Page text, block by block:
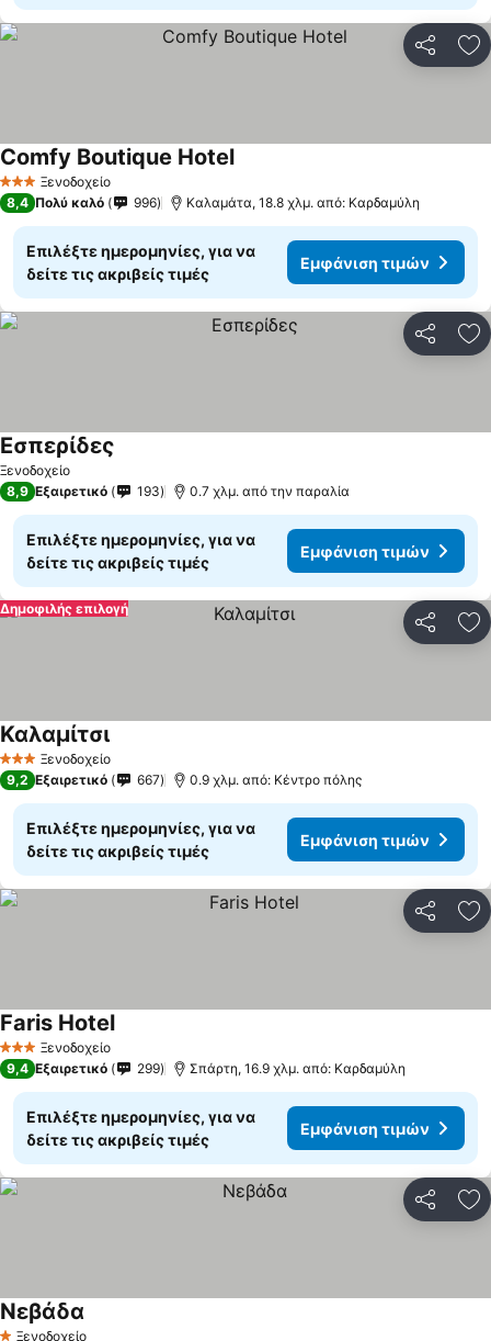
3 ΑστέριαΞενοδοχείο
Comfy Boutique HotelΕμφάνιση τιμών
8,4 Πολύ καλό 996 Καλαμάτα, 18.8 χλμ. από: Καρδαμύλη
Επιλέξτε ημερομηνίες, για να
δείτε τις ακριβείς τιμές
Εμφάνιση τιμών
Ξενοδοχείο
Εσπερίδες
8,9 Εξαιρετικό 193 0.7 χλμ. από την παραλία
Επιλέξτε ημερομηνίες, για να
δείτε τις ακριβείς τιμές
Εμφάνιση τιμών
Δημοφιλής επιλογή
3 ΑστέριαΞενοδοχείο
ΚαλαμίτσιΕμφάνιση τιμών
9,2 Εξαιρετικό 667 0.9 χλμ. από: Κέντρο πόλης
Επιλέξτε ημερομηνίες, για να
δείτε τις ακριβείς τιμές
Εμφάνιση τιμών
3 ΑστέριαΞενοδοχείο
Faris HotelΕμφάνιση τιμών
9,4 Εξαιρετικό 299 Σπάρτη, 16.9 χλμ. από: Καρδαμύλη
Επιλέξτε ημερομηνίες, για να
δείτε τις ακριβείς τιμές
Εμφάνιση τιμών
Ξενοδοχείο
Νεβάδα